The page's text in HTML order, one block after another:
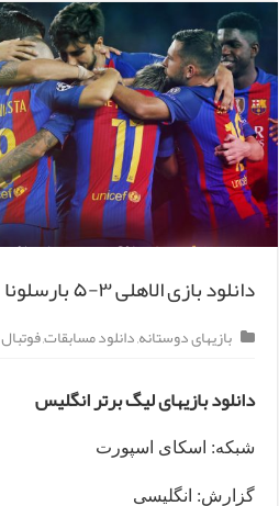
دانلود بازی الاهلی ۳-۵ بارسلونا
بازیهای دوستانه,دانلود مسابقات,فوتبال
دانلود بازیهای لیگ برتر انگلیس
شبکه: اسکای اسپورت
گزارش: انگلیسی